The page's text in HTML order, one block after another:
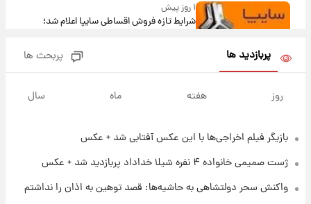
۱ روز پیش
شرایط تازه فروش اقساطی سایپا اعلام شد؛
قیمت سکه و طلا فردا
۲۰ ساعت پیش
پربازدید ها پربحث ها
روز هفته ماه سال
بازیگر فیلم اخراجی‌ها با این عکس آفتابی شد + عکس
ژست صمیمی خانواده ۴ نفره شیلا خداداد پربازدید شد + عکس
واکنش سحر دولتشاهی به حاشیه‌ها: قصد توهین به اذان را نداشتم